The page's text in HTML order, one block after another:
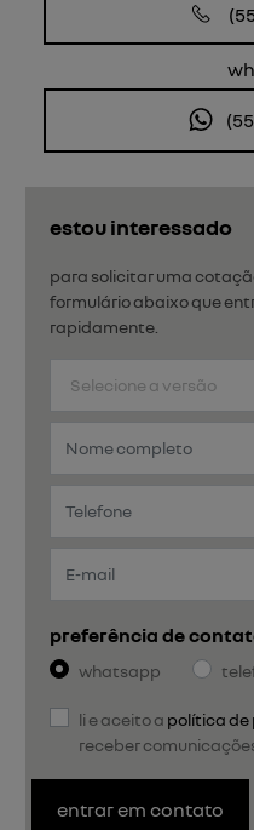
estou interessado
para solicitar uma
formulário abaixo que
rapidamente.
preferência de
whatsapp
li e aceito a política
receber
entrar em contato